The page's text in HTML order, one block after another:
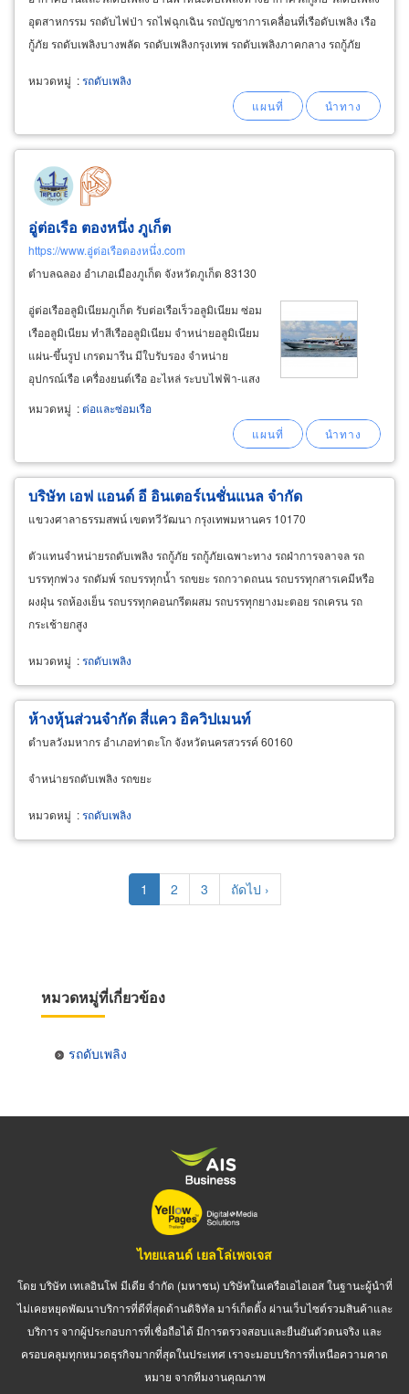
อุตสาหกรรม รถดับไฟป่า รถไฟฉุกเฉิน รถบัญชาการเคลื่อนที่เรือดับเพลิง เรือ
กู้ภัย รถดับเพลิงบางพลัด รถดับเพลิงกรุงเทพ รถดับเพลิงภาคกลาง รถกู้ภัย
หมวดหมู่ :รถดับเพลิง
อู่ต่อเรือ ตองหนึ่ง ภูเก็ต
https://www.อู่ต่อเรือตองหนึ่ง.com
ตำบลฉลอง อำเภอเมืองภูเก็ต จังหวัดภูเก็ต 83130
อู่ต่อเรืออลูมิเนียมภูเก็ต รับต่อเรือเร็วอลูมิเนียม ซ่อม
เรืออลูมิเนียม ทำสีเรืออลูมิเนียม จำหน่ายอลูมิเนียม
แผ่น-ขึ้นรูป เกรดมารีน มีใบรับรอง จำหน่าย
อุปกรณ์เรือ เครื่องยนต์เรือ อะไหล่ ระบบไฟฟ้า-แสง
สว่าง ระบบโซล่าเซลและอื่นๆ จำหน่ายและรับต่อ
หมวดหมู่ :ต่อและซ่อมเรือ
บริษัท เอฟ แอนด์ อี อินเตอร์เนชั่นแนล จำกัด
แขวงศาลาธรรมสพน์ เขตทวีวัฒนา กรุงเทพมหานคร 10170
ตัวแทนจำหน่ายรถดับเพลิง รถกู้ภัย รถกู้ภัยเฉพาะทาง รถฝ่าการจลาจล รถ
บรรทุกพ่วง รถดัมพ์ รถบรรทุกน้ำ รถขยะ รถกวาดถนน รถบรรทุกสารเคมีหรือ
ผงฝุ่น รถห้องเย็น รถบรรทุกคอนกรีตผสม รถบรรทุกยางมะตอย รถเครน รถ
กระเช้ายกสูง
หมวดหมู่ :รถดับเพลิง
ห้างหุ้นส่วนจำกัด สี่แคว อิควิปเมนท์
ตำบลวังมหากร อำเภอท่าตะโก จังหวัดนครสวรรค์ 60160
จำหน่ายรถดับเพลิง รถขยะ
หมวดหมู่ :รถดับเพลิง
Current
page
1 Page
2 Page
3
Next
page
ถัดไป ›
หมวดหมู่ที่เกี่ยวข้อง
รถดับเพลิง
ไทยแลนด์ เยลโล่เพจเจส
โดย บริษัท เทเลอินโฟ มีเดีย จำกัด (มหาชน) บริษัทในเครือเอไอเอส ในฐานะผู้นำที่
ไม่เคยหยุดพัฒนาบริการที่ดีที่สุดด้านดิจิทัล มาร์เก็ตติ้ง ผ่านเว็บไซต์รวมสินค้าและ
บริการ จากผู้ประกอบการที่เชื่อถือได้ มีการตรวจสอบและยืนยันตัวตนจริง และ
ครอบคลุมทุกหมวดธุรกิจมากที่สุดในประเทศ เราจะมอบบริการที่เหนือความคาด
หมาย จากทีมงานคุณภาพ